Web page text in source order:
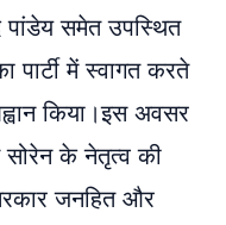
पांडेय समेत उपस्थित
पार्टी में स्वागत करते
किया।इस अवसर
सोरेन के नेतृत्व की
जनहित और